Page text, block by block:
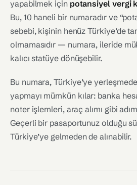
yapabilmek için potansiyel vergi
Bu, 10 haneli bir numaradır ve
sebebi, kişinin henüz Türkiye’de
olmamasıdır — numara, ileride
kalıcı statüye dönüşebilir.
Bu numara, Türkiye’ye
yapmayı mümkün kılar: banka
noter işlemleri, araç alımı gibi
Geçerli bir pasaportunuz olduğu
Türkiye’ye gelmeden de alınabilir.